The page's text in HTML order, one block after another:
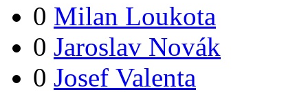
0 Milan Loukota
0 Jaroslav Novák
0 Josef Valenta